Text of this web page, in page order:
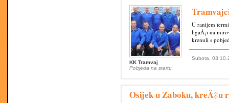
KK Tramvaj
Pobjeda na startu
U ranijem
ligaÅ¡i na
krenuli s
Subota,
Osijek u Zaboku, kreÄ‡u